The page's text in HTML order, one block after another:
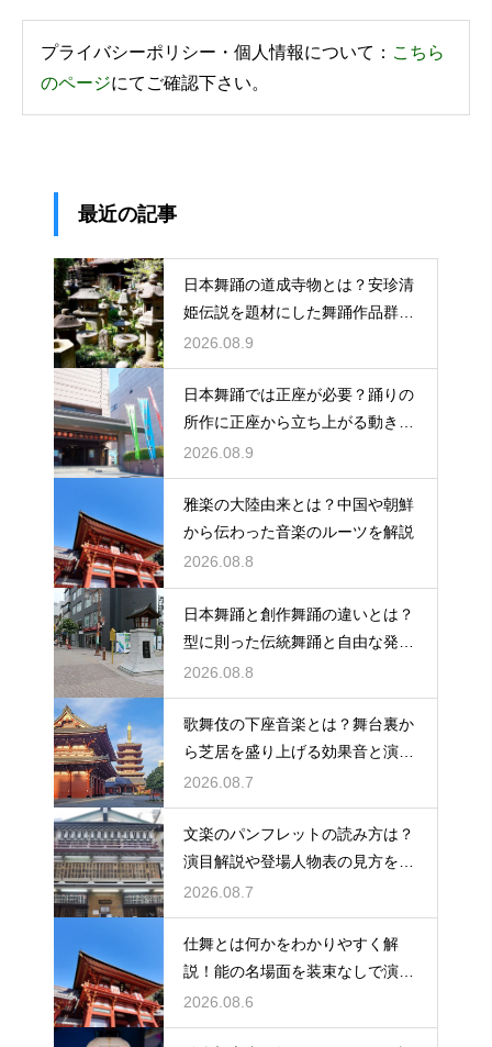
プライバシーポリシー・個人情報について： こちら
のページにてご確認下さい。
最近の記事
日本舞踊の道成寺物とは？安珍清
姫伝説を題材にした舞踊作品群！
鐘を使った大作の系譜を解説
2026.08.9
日本舞踊では正座が必要？踊りの
所作に正座から立ち上がる動きが
あるため基本！膝への負担と向き
合うコツも解説
2026.08.9
雅楽の大陸由来とは？中国や朝鮮
から伝わった音楽のルーツを解説
2026.08.8
日本舞踊と創作舞踊の違いとは？
型に則った伝統舞踊と自由な発想
の新作ダンス！表現の枠組みや題
材の違いを解説
2026.08.8
歌舞伎の下座音楽とは？舞台裏か
ら芝居を盛り上げる効果音と演奏
を解説
2026.08.7
文楽のパンフレットの読み方は？
演目解説や登場人物表の見方をわ
かりやすく紹介
2026.08.7
仕舞とは何かをわかりやすく解
説！能の名場面を装束なしで演じ
る独特な舞台の魅力に迫る
2026.08.6